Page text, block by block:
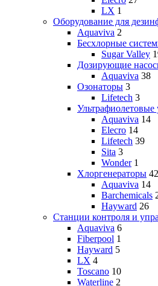
LX 1
Оборудование для
Aquaviva 2
Бесхлорные
Sugar Valley
Дозирующие
Aquaviva 38
Озонаторы 3
Lifetech 3
Ультрафиолетовые
Aquaviva 14
Elecro 14
Lifetech 39
Sita 3
Wonder 1
Хлоргенераторы 42
Aquaviva 14
Barchemicals
Hayward 26
Станции контроля и
Aquaviva 6
Fiberpool 1
Hayward 5
LX 4
Toscano 10
Waterline 2